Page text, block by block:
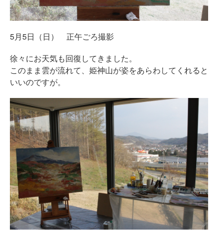
5月5日（日） 正午ごろ撮影
徐々にお天気も回復してきました。
このまま雲が流れて、姫神山が姿をあらわしてくれると
いいのですが。